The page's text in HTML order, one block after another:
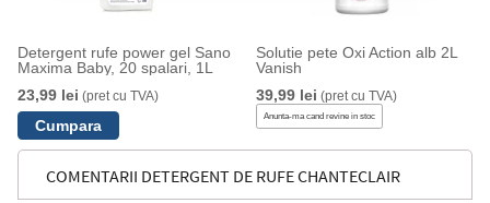
Detergent rufe power gel Sano
Maxima Baby, 20 spalari, 1L
23,99 lei (pret cu TVA)
Solutie pete Oxi Action alb 2L
Vanish
39,99 lei (pret cu TVA)
Anunta-ma cand revine in stoc
COMENTARII DETERGENT DE RUFE CHANTECLAIR